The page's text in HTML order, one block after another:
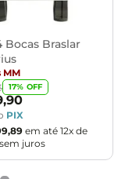
verificar as
avaria não
serão
subir
guincho em
de
Bocas Braslar
MM
17% OFF
,90
PIX
,89 em até 12x de
sem juros